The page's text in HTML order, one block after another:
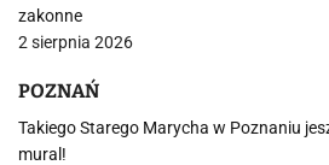
zakonne
2 sierpnia 2026
POZNAŃ
Takiego Starego Marycha w Poznaniu
mural!